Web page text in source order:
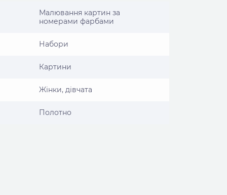
Малювання картин за
номерами фарбами
Набори
Картини
Жінки, дівчата
Полотно